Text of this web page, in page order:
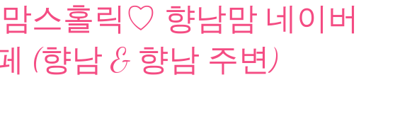
스홀릭♡ 향남맘 네이버
(향남 & 향남 주변)